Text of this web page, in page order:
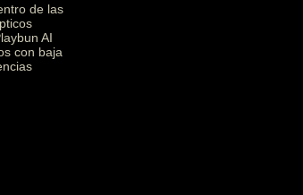
de las
AI
con baja